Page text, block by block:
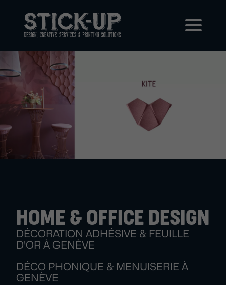
DÉCORATION ADHÉSIVE & FEUILLE
D'OR À GENÈVE
DÉCO PHONIQUE & MENUISERIE À
GENÈVE
HOME & OFFICE DESIGN